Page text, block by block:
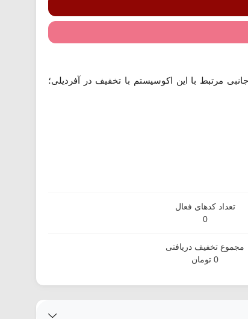
و انواع لوازم جانبی مرتبط با این اکوسیستم با تخفیف در آفردیلی؛
تعداد کدهای فعال
0
مجموع تخفیف دریافتی
0 تومان